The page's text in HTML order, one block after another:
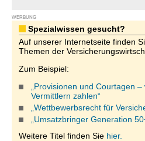
WERBUNG
Spezialwissen gesucht?
Auf unserer Internetseite finden
Themen der
Zum Beispiel:
„Provisionen und Courtagen
Vermittlern zahlen“
„Wettbewerbsrecht für
„Umsatzbringer Generation
Weitere Titel finden Sie hier.